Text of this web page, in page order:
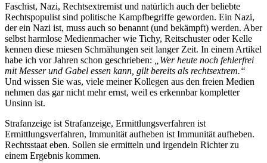
Faschist, Nazi, Rechtsextremist und natürlich auch der beliebte
Rechtspopulist sind politische Kampfbegriffe geworden. Ein Nazi,
der ein Nazi ist, muss auch so benannt (und bekämpft) werden. Aber
selbst harmlose Medienmacher wie Tichy, Reitschuster oder Kelle
kennen diese miesen Schmähungen seit langer Zeit. In einem Artikel
habe ich vor Jahren schon geschrieben:
„Wer heute noch fehlerfrei
mit Messer und Gabel essen kann, gilt bereits als rechtsextrem.“
Und wissen Sie was, viele meiner Kollegen aus den freien Medien
nehmen das gar nicht mehr ernst, weil es erkennbar kompletter
Unsinn ist.
Strafanzeige ist Strafanzeige, Ermittlungsverfahren ist
Ermittlungsverfahren, Immunität aufheben ist Immunität aufheben.
Rechtsstaat eben. Sollen sie ermitteln und irgendein Richter zu
einem Ergebnis kommen.